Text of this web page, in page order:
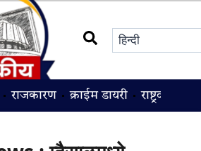
राजकारण क्राईम डायरी राष्ट्रवादी